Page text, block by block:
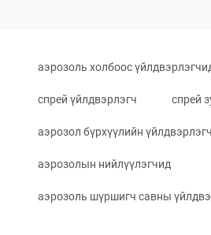
аэрозоль холбоос
спрей үйлдвэрлэгч спрей
аэрозол бүрхүүлийн
аэрозолын нийлүүлэгчид
аэрозоль шүршигч савны